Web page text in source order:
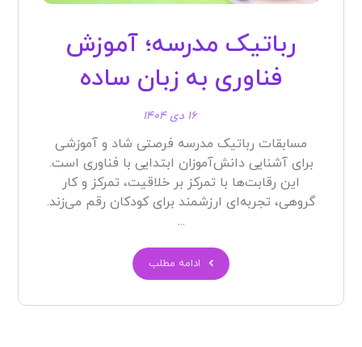
رباتیک مدرسه؛ آموزش
فناوری به زبان ساده
۱۶ دی ۱۴۰۴
مسابقات رباتیک مدرسه فرصتی شاد و آموزشی
برای آشنایی دانش‌آموزان ابتدایی با فناوری است.
این رقابت‌ها با تمرکز بر خلاقیت، تمرکز و کار
گروهی، تجربه‌ای ارزشمند برای کودکان رقم می‌زند.
...
ادامه مطلب